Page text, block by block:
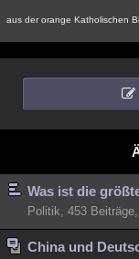
aus der orange Katholischen
Was ist die
Politik, 453
China und